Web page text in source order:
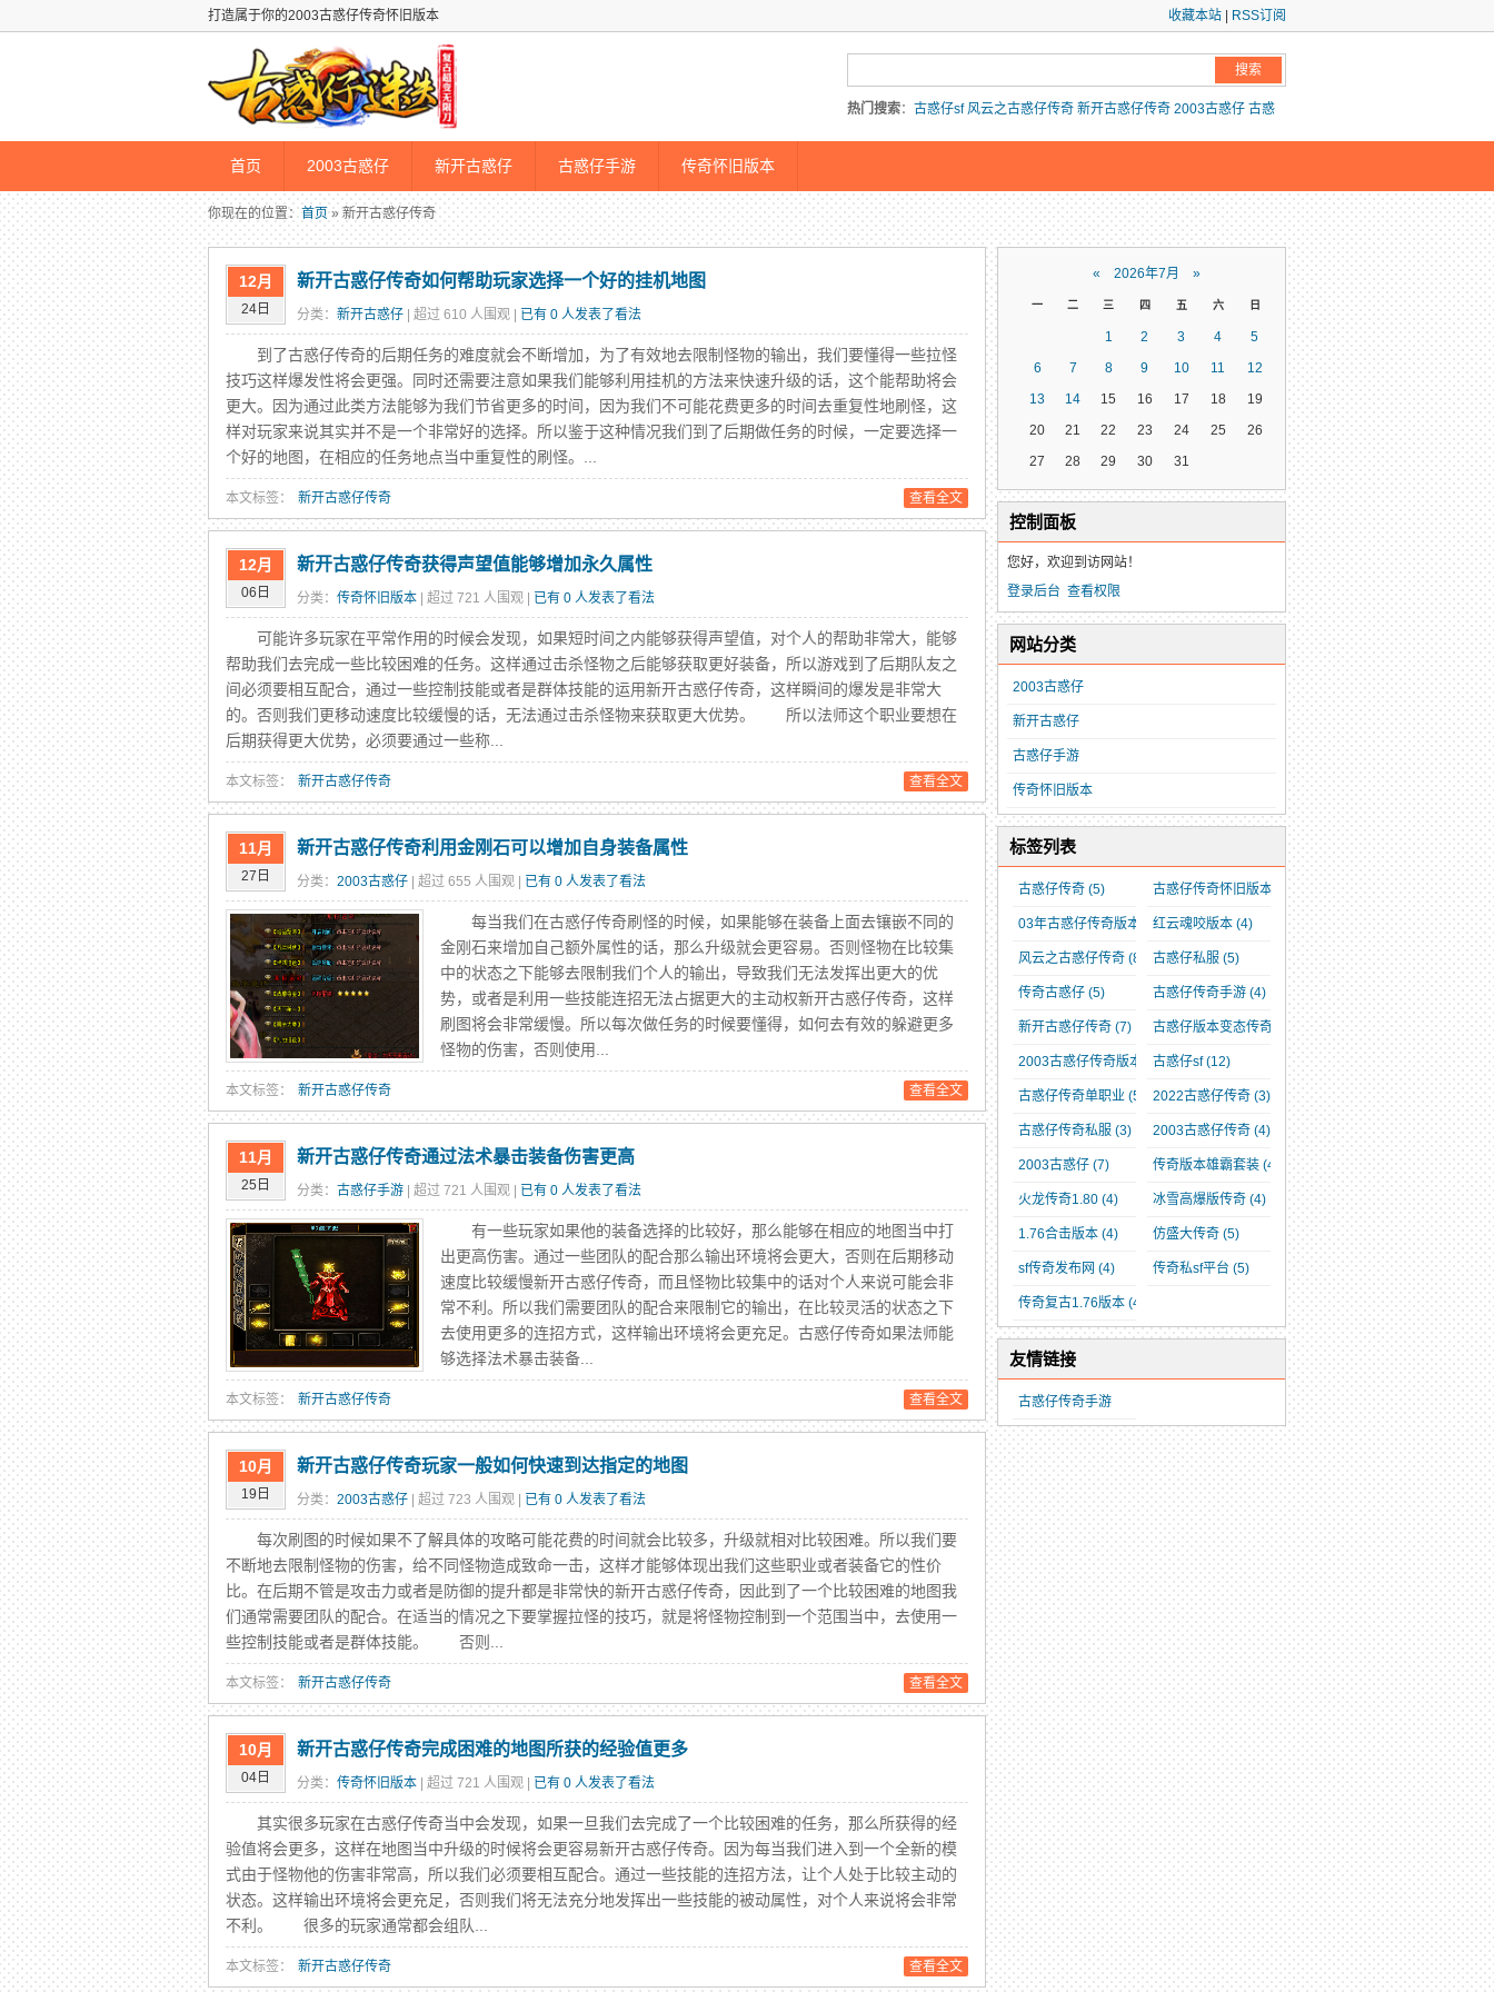
收藏本站 RSS订阅
打造属于你的2003古惑仔传奇怀旧版本
热门搜索： 古惑仔sf 风云之古惑仔传奇 新开古惑仔传奇 2003古惑仔 古惑
首页 2003古惑仔 新开古惑仔 古惑仔手游 传奇怀旧版本
你现在的位置： 首页 » 新开古惑仔传奇
12月
24日
新开古惑仔传奇如何帮助玩家选择一个好的挂机地图
分类： 新开古惑仔 | 超过 610 人围观 | 已有 0 人发表了看法
到了古惑仔传奇的后期任务的难度就会不断增加，为了有效地去限制怪物的输出，我们要懂得一些拉怪
技巧这样爆发性将会更强。同时还需要注意如果我们能够利用挂机的方法来快速升级的话，这个能帮助将会
更大。因为通过此类方法能够为我们节省更多的时间，因为我们不可能花费更多的时间去重复性地刷怪，这
样对玩家来说其实并不是一个非常好的选择。所以鉴于这种情况我们到了后期做任务的时候，一定要选择一
个好的地图，在相应的任务地点当中重复性的刷怪。...
查看全文
本文标签： 新开古惑仔传奇
12月
06日
新开古惑仔传奇获得声望值能够增加永久属性
分类： 传奇怀旧版本 | 超过 721 人围观 | 已有 0 人发表了看法
可能许多玩家在平常作用的时候会发现，如果短时间之内能够获得声望值，对个人的帮助非常大，能够
帮助我们去完成一些比较困难的任务。这样通过击杀怪物之后能够获取更好装备，所以游戏到了后期队友之
间必须要相互配合，通过一些控制技能或者是群体技能的运用新开古惑仔传奇，这样瞬间的爆发是非常大
的。否则我们更移动速度比较缓慢的话，无法通过击杀怪物来获取更大优势。 所以法师这个职业要想在
后期获得更大优势，必须要通过一些称...
查看全文
本文标签： 新开古惑仔传奇
11月
27日
新开古惑仔传奇利用金刚石可以增加自身装备属性
分类： 2003古惑仔 | 超过 655 人围观 | 已有 0 人发表了看法
每当我们在古惑仔传奇刷怪的时候，如果能够在装备上面去镶嵌不同的
金刚石来增加自己额外属性的话，那么升级就会更容易。否则怪物在比较集
中的状态之下能够去限制我们个人的输出，导致我们无法发挥出更大的优
势，或者是利用一些技能连招无法占据更大的主动权新开古惑仔传奇，这样
刷图将会非常缓慢。所以每次做任务的时候要懂得，如何去有效的躲避更多
怪物的伤害，否则使用...
查看全文
本文标签： 新开古惑仔传奇
11月
25日
新开古惑仔传奇通过法术暴击装备伤害更高
分类： 古惑仔手游 | 超过 721 人围观 | 已有 0 人发表了看法
有一些玩家如果他的装备选择的比较好，那么能够在相应的地图当中打
出更高伤害。通过一些团队的配合那么输出环境将会更大，否则在后期移动
速度比较缓慢新开古惑仔传奇，而且怪物比较集中的话对个人来说可能会非
常不利。所以我们需要团队的配合来限制它的输出，在比较灵活的状态之下
去使用更多的连招方式，这样输出环境将会更充足。古惑仔传奇如果法师能
够选择法术暴击装备...
查看全文
本文标签： 新开古惑仔传奇
10月
19日
新开古惑仔传奇玩家一般如何快速到达指定的地图
分类： 2003古惑仔 | 超过 723 人围观 | 已有 0 人发表了看法
每次刷图的时候如果不了解具体的攻略可能花费的时间就会比较多，升级就相对比较困难。所以我们要
不断地去限制怪物的伤害，给不同怪物造成致命一击，这样才能够体现出我们这些职业或者装备它的性价
比。在后期不管是攻击力或者是防御的提升都是非常快的新开古惑仔传奇，因此到了一个比较困难的地图我
们通常需要团队的配合。在适当的情况之下要掌握拉怪的技巧，就是将怪物控制到一个范围当中，去使用一
些控制技能或者是群体技能。 否则...
查看全文
本文标签： 新开古惑仔传奇
10月
04日
新开古惑仔传奇完成困难的地图所获的经验值更多
分类： 传奇怀旧版本 | 超过 721 人围观 | 已有 0 人发表了看法
其实很多玩家在古惑仔传奇当中会发现，如果一旦我们去完成了一个比较困难的任务，那么所获得的经
验值将会更多，这样在地图当中升级的时候将会更容易新开古惑仔传奇。因为每当我们进入到一个全新的模
式由于怪物他的伤害非常高，所以我们必须要相互配合。通过一些技能的连招方法，让个人处于比较主动的
状态。这样输出环境将会更充足，否则我们将无法充分地发挥出一些技能的被动属性，对个人来说将会非常
不利。 很多的玩家通常都会组队...
查看全文
本文标签： 新开古惑仔传奇
« 2026年7月 »
一 二 三 四 五 六 日
1 2 3 4
5
6
7 8 9 10 11
12
13
14 15 16 17 18
19
20
21 22 23 24 25
26
27
28 29 30 31
控制面板
您好，欢迎到访网站！
登录后台 查看权限
网站分类
2003古惑仔
新开古惑仔
古惑仔手游
传奇怀旧版本
标签列表
古惑仔传奇(5) 古惑仔传奇怀旧版本
03年古惑仔传奇版本 (3)红云魂咬版本(4)
风云之古惑仔传奇(8) 古惑仔私服(5)
传奇古惑仔(5) 古惑仔传奇手游(4)
新开古惑仔传奇(7) 古惑仔版本变态传奇
2003古惑仔传奇版本 (5)
古惑仔sf(12)
古惑仔传奇单职业(5) 2022古惑仔传奇(3)
古惑仔传奇私服(3) 2003古惑仔传奇(4)
2003古惑仔(7) 传奇版本雄霸套装(4)
火龙传奇1.80(4) 冰雪高爆版传奇(4)
1.76合击版本(4) 仿盛大传奇(5)
sf传奇发布网 (4) 传奇私sf平台 (5)
传奇复古1.76版本(4)
友情链接
古惑仔传奇手游